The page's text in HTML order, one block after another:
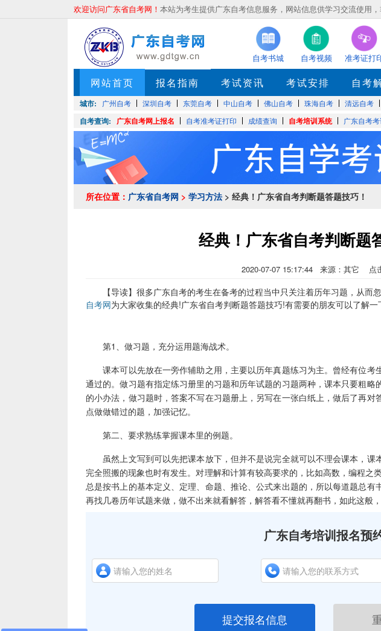
欢迎访问广东省自考网！ 本站为考生提供广东自考信息服务，网站信息供学习交流使用
自考书城 自考视频 准考证打
网站首页 报名指南 考试资讯 考试安排 自考
城市: 广州自考 深圳自考 东莞自考 中山自考 佛山自考 珠海自考 清远自考
自考查询: 广东自考网上报名 自考准考证打印 成绩查询 自考培训系统 广东自考
所在位置： 广东省自考网 > 学习方法 > 经典！广东省自考判断题答题技巧！
经典！广东省自考判断题
2020-07-07 15:17:44 来源：其它 点
【导读】很多广东自考的考生在备考的过程当中只关注着历年习题，从而
自考网为大家收集的经典!广东省自考判断题答题技巧!有需要的朋友可以了解一
第1、做习题，充分运用题海战术。
课本可以先放在一旁作辅助之用，主要以历年真题练习为主。曾经有位考
通过的。做习题有指定练习册里的习题和历年试题的习题两种，课本只要粗
的小办法，做习题时，答案不写在习题册上，另写在一张白纸上，做后了再
点做做错过的题，加强记忆。
第二、要求熟练掌握课本里的例题。
虽然上文写到可以先把课本放下，但并不是说完全就可以不理会课本，课
完全照搬的现象也时有发生。对理解和计算有较高要求的，比如高数，编程之
总是按书上的基本定义、定理、命题、推论、公式来出题的，所以每道题总有
再找几卷历年试题来做，做不出来就看解答，解答看不懂就再翻书，如此这般
广东自考培训报名预
提交报名信息